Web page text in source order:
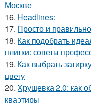
Москве
16. Headlines:
17. Просто и
18. Как подобрать
плитки: советы
19. Как выбрать
цвету
20. Хрущевка 2.0: как
квартиры